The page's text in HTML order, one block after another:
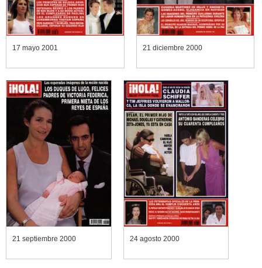
17 mayo 2001 21 diciembre 2000
21 septiembre 2000 24 agosto 2000